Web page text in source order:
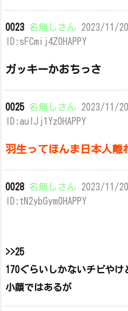
0023 名無しさん 2023/11/
ID:sFCmij4Z0HAPPY
ガッキーかおちっさ
0025 名無しさん 2023/11/
ID:aulJj1Yz0HAPPY
羽生ってほんま日本人離
0028 名無しさん 2023/11/
ID:tN2ybGym0HAPPY
>>25
170ぐらいしかないチビやけ
小顔ではあるが